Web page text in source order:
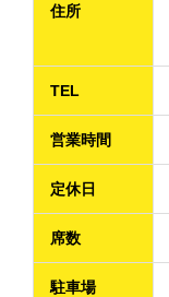
住所
TEL
営業時間
定休日
席数
駐車場